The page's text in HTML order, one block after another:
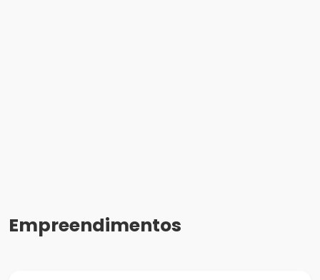
Empreendimentos